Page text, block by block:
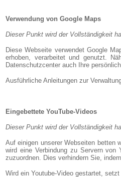
Verwendung von Google Maps
Dieser Punkt wird der Vollständigkeit
Diese Webseite verwendet Google
erhoben, verarbeitet und genutzt.
Datenschutzcenter auch Ihre
Ausführliche Anleitungen zur
Eingebettete YouTube-Videos
Dieser Punkt wird der Vollständigkeit
Auf einigen unserer Webseiten betten
wird eine Verbindung zu Servern von
zuzuordnen. Dies verhindern Sie,
Wird ein Youtube-Video gestartet,